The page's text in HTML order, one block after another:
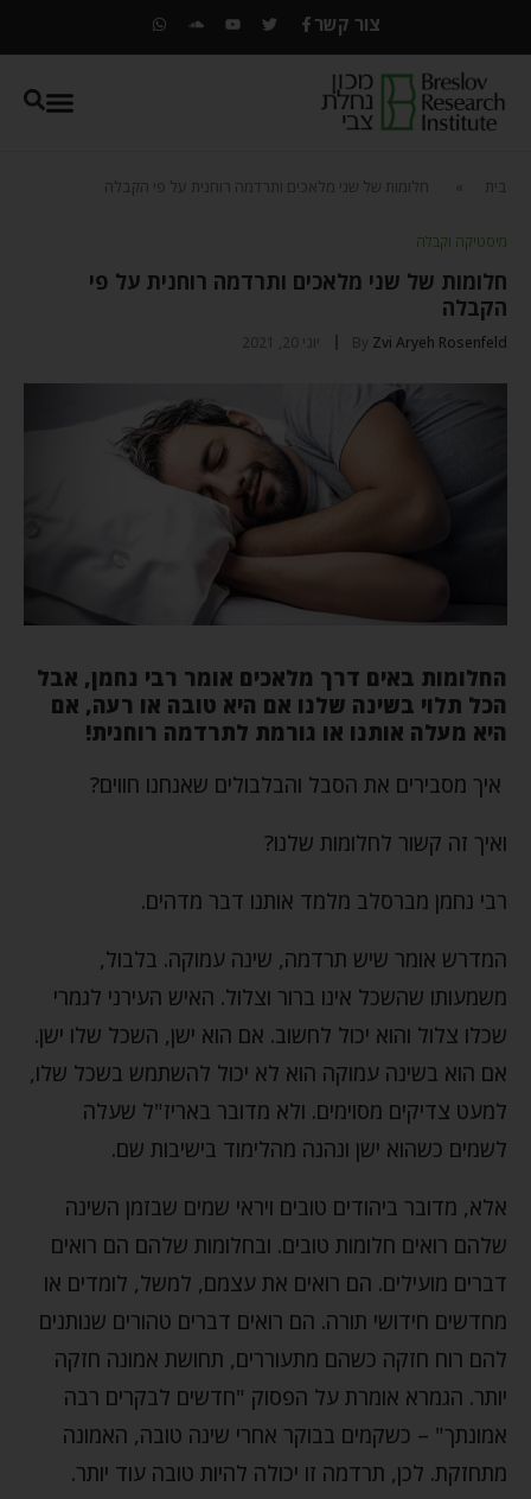
צור קשר
בית חלומות של שני מלאכים ותרדמה רוחנית על פי הקבלה
מיסטיקה וקבלה
חלומות של שני מלאכים ותרדמה רוחנית על פי
הקבלה
By Zvi Aryeh Rosenfeld יוני 20, 2021
החלומות באים דרך מלאכים אומר רבי נחמן, אבל
הכל תלוי בשינה שלנו אם היא טובה או רעה, אם
היא מעלה אותנו או גורמת לתרדמה רוחנית!
איך מסבירים את הסבל והבלבולים שאנחנו חווים?
ואיך זה קשור לחלומות שלנו?
רבי נחמן מברסלב מלמד אותנו דבר מדהים.
המדרש אומר שיש תרדמה, שינה עמוקה. בלבול,
משמעותו שהשכל אינו ברור וצלול. האיש העירני לגמרי
שכלו צלול והוא יכול לחשוב. אם הוא ישן, השכל שלו ישן.
אם הוא בשינה עמוקה הוא לא יכול להשתמש בשכל שלו,
למעט צדיקים מסוימים. ולא מדובר באריז"ל שעלה
לשמים כשהוא ישן ונהנה מהלימוד בישיבות שם.
אלא, מדובר ביהודים טובים ויראי שמים שבזמן השינה
שלהם רואים חלומות טובים. ובחלומות שלהם הם רואים
דברים מועילים. הם רואים את עצמם, למשל, לומדים או
מחדשים חידושי תורה. הם רואים דברים טהורים שנותנים
להם רוח חזקה כשהם מתעוררים, תחושת אמונה חזקה
יותר. הגמרא אומרת על הפסוק "חדשים לבקרים רבה
אמונתך" – כשקמים בבוקר אחרי שינה טובה, האמונה
מתחזקת. לכן, תרדמה זו יכולה להיות טובה עוד יותר.